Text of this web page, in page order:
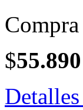
$55.890